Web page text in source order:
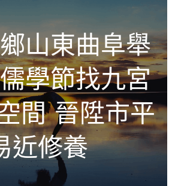
h
山東曲阜舉
學節找九宮
間 晉陞市平
近修養